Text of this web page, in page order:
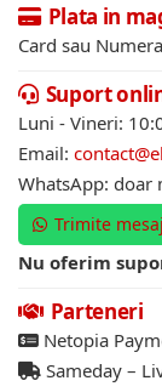
Plata in
Card sau
Suport
Luni - Vineri:
Email:
WhatsApp: doar
Trimite mesaj
Nu oferim
Parteneri
Netopia
Sameday –